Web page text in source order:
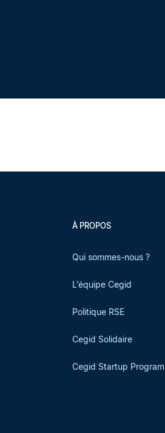
À PROPOS
Qui sommes-nous ?
L’équipe Cegid
Politique RSE
Cegid Solidaire
Cegid Startup Program